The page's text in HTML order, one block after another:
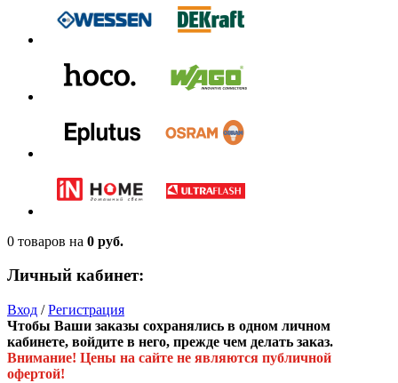
0 товаров на 0 руб.
Личный кабинет:
Вход /Регистрация
Чтобы Ваши заказы сохранялись в одном личном
кабинете, войдите в него, прежде чем делать заказ.
Внимание! Цены на сайте не являются публичной
офертой!